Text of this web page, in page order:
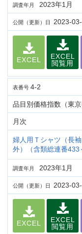
調査年月 2023年1月
公開（更新）日 2023-
EXCEL
EXCEL
閲覧用
表番号 4-2
品目別価格指数（東京
月次
婦人用Ｔシャツ（長
外）（含類総連番433
調査年月 2023年1月
公開（更新）日 2023-
EXCEL
EXCEL
閲覧用